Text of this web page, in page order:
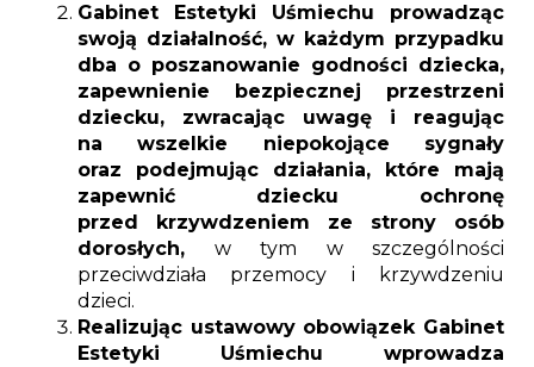
Gabinet Estetyki Uśmiechu prowadząc
swoją działalność, w każdym przypadku
dba o poszanowanie godności dziecka,
zapewnienie bezpiecznej przestrzeni
dziecku, zwracając uwagę i reagując
na wszelkie niepokojące sygnały
oraz podejmując działania, które mają
zapewnić dziecku ochronę
przed krzywdzeniem ze strony osób
dorosłych, w tym w szczególności
przeciwdziała przemocy i krzywdzeniu
dzieci.
Realizując ustawowy obowiązek Gabinet
Estetyki Uśmiechu wprowadza